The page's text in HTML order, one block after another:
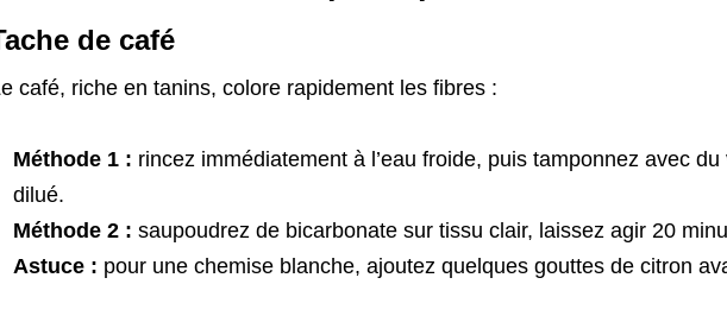
de café
café, riche en tanins, colore rapidement les fibres :
Méthode 1 : rincez immédiatement à l’eau froide, puis tamponnez avec
dilué.
Méthode 2 : saupoudrez de bicarbonate sur tissu clair, laissez agir 20
Astuce : pour une chemise blanche, ajoutez quelques gouttes de citron